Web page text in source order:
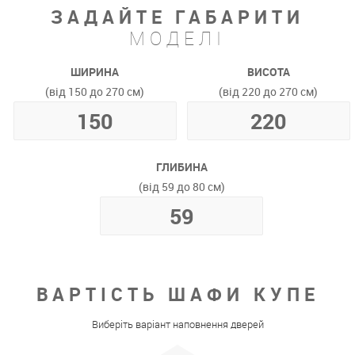
ЗАДАЙТЕ ГАБАРИТИ
МОДЕЛІ
ШИРИНА
(від 150 до 270 см)
ВИСОТА
(від 220 до 270 см)
ГЛИБИНА
(від 59 до 80 см)
ВАРТІСТЬ ШАФИ КУПЕ
Виберіть варіант наповнення дверей